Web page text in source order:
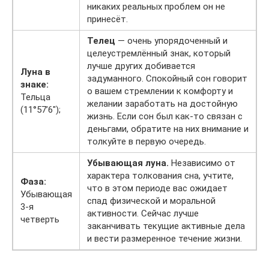
никаких реальных проблем он не
принесёт.
Луна в
знаке:
Тельца
(11°57’6″);
Телец — очень упорядоченный и
целеустремлённый знак, который
лучше других добивается
задуманного. Спокойный сон говорит
о вашем стремлении к комфорту и
желании заработать на достойную
жизнь. Если сон был как-то связан с
деньгами, обратите на них внимание и
толкуйте в первую очередь.
Фаза:
Убывающая
3-я
четверть
Убывающая луна. Независимо от
характера толкования сна, учтите,
что в этом периоде вас ожидает
спад физической и моральной
активности. Сейчас лучше
заканчивать текущие активные дела
и вести размеренное течение жизни.